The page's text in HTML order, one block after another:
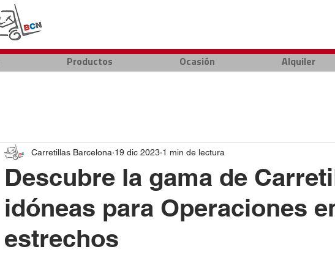
Productos Ocasión Alquiler
Descubre la gama de
idóneas para Operaciones
estrechos
Carretillas Barcelona 19 dic 2023 1 min de lectura